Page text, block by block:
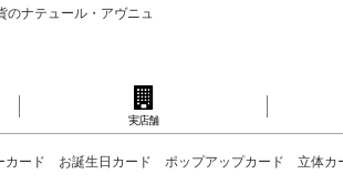
のナテュール・アヴニュ
実店舗
カード お誕生日カード ポップアップカード 立体カ